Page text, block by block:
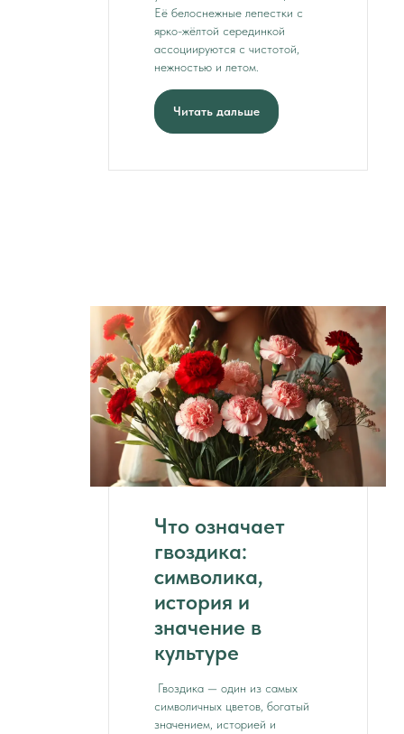
Её белоснежные лепестки с
ярко-жёлтой серединкой
ассоциируются с чистотой,
нежностью и летом.
Читать дальше
Что означает
гвоздика:
символика,
история и
значение в
культуре
Гвоздика — один из самых
символичных цветов, богатый
значением, историей и